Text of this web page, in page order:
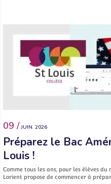
09 / JUIN. 2026
Préparez le Bac
Louis !
Comme tous les ans, pour les élèves
Lorient propose de commencer à